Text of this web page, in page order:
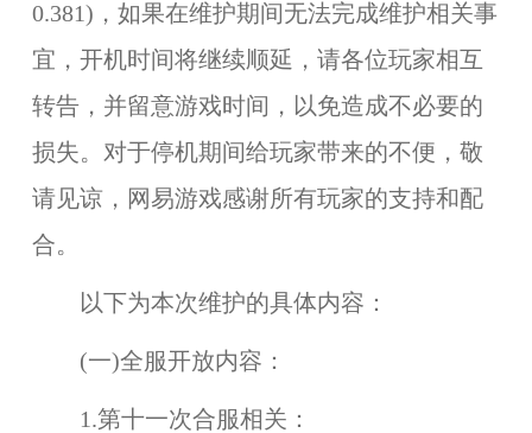
0.381)， 如果在维护期间无法完成维护相关事
宜，开机时间将继续顺延，请各位玩家相互
转告，并留意游戏时间，以免造成不必要的
损失。对于停机期间给玩家带来的不便，敬
请见谅，网易游戏感谢所有玩家的支持和配
合。
以下为本次维护的具体内容：
(一)全服开放内容：
1.第十一次合服相关：